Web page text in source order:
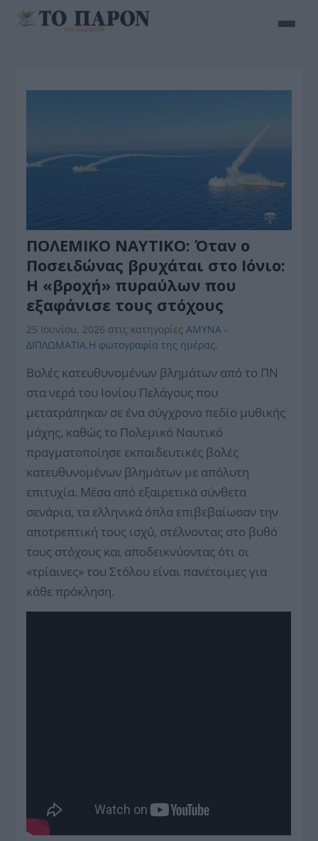
ΠΟΛΕΜΙΚΟ ΝΑΥΤΙΚΟ: Όταν ο
Ποσειδώνας βρυχάται στο Ιόνιο:
Η «βροχή» πυραύλων που
εξαφάνισε τους στόχους
25 Ιουνίου, 2026 στις κατηγορίεςΑΜΥΝΑ -
ΔΙΠΛΩΜΑΤΙΑ,Η φωτογραφία της ημέρας,
Βολές κατευθυνομένων βλημάτων από το ΠΝ
στα νερά του Ιονίου Πελάγους που
μετατράπηκαν σε ένα σύγχρονο πεδίο μυθικής
μάχης, καθώς το Πολεμικό Ναυτικό
πραγματοποίησε εκπαιδευτικές βολές
κατευθυνομένων βλημάτων με απόλυτη
επιτυχία. Μέσα από εξαιρετικά σύνθετα
σενάρια, τα ελληνικά όπλα επιβεβαίωσαν την
αποτρεπτική τους ισχύ, στέλνοντας στο βυθό
τους στόχους και αποδεικνύοντας ότι οι
«τρίαινες» του Στόλου είναι πανέτοιμες για
κάθε πρόκληση.